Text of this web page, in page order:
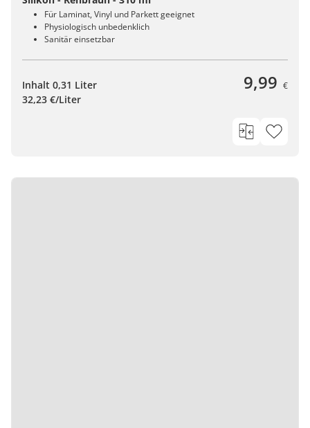
Für Laminat, Vinyl und Parkett geeignet
Physiologisch unbedenklich
Sanitär einsetzbar
Inhalt 0,31 Liter
32,23 €/Liter
9,99 €